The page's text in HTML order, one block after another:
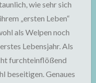
wie sehr sich
„ersten Leben“
als Welpen noch
Lebensjahr. Als
furchteinflößend
beseitigen. Genaues